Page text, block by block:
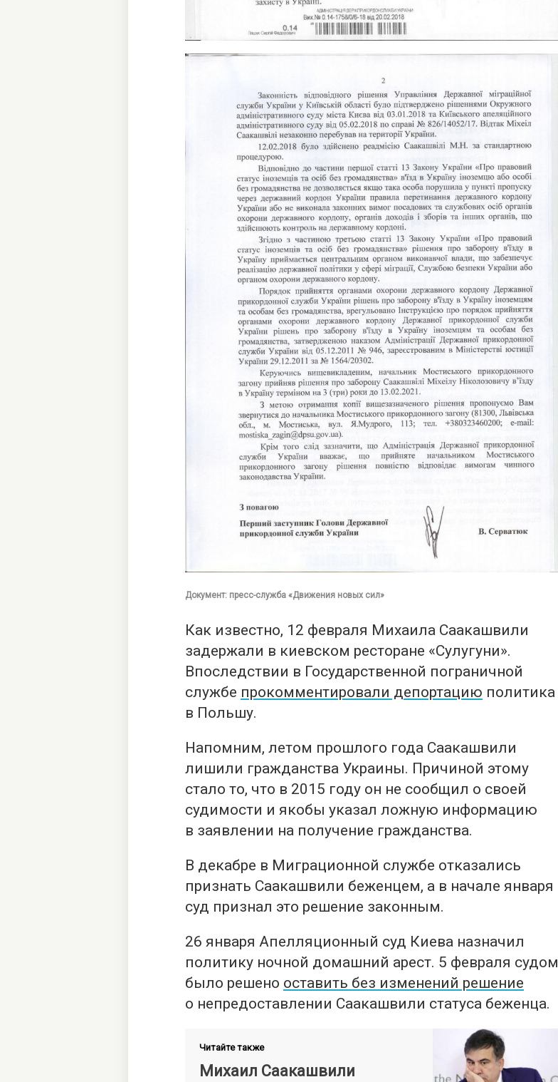
Документ: пресс-служба «Движения новых сил»
Как известно, 12 февраля Михаила Саакашвили
задержали в киевском ресторане «Сулугуни».
Впоследствии в Государственной пограничной
службе прокомментировали депортацию политика
в Польшу.
Напомним, летом прошлого года Саакашвили
лишили гражданства Украины. Причиной этому
стало то, что в 2015 году он не сообщил о своей
судимости и якобы указал ложную информацию
в заявлении на получение гражданства.
В декабре в Миграционной службе отказались
признать Саакашвили беженцем, а в начале января
суд признал это решение законным.
26 января Апелляционный суд Киева назначил
политику ночной домашний арест. 5 февраля судом
было решено оставить без изменений решение
о непредоставлении Саакашвили статуса беженца.
Читайте также
Михаил Саакашвили